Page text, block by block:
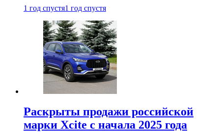
1 год спустя1 год спустя
Раскрыты продажи российской
марки Xcite с начала 2025 года